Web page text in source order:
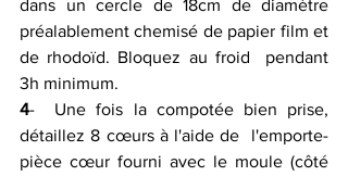
dans un cercle de 18cm de diamètre
préalablement chemisé de papier film et
de rhodoïd. Bloquez au froid  pendant
3h minimum.
4-  Une fois la compotée bien prise,
détaillez 8 cœurs à l'aide de  l'emporte-
pièce cœur fourni avec le moule (côté